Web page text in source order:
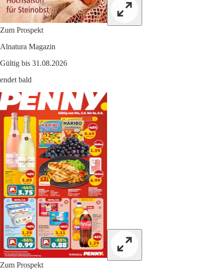
Zum Prospekt
Alnatura Magazin
Gültig bis 31.08.2026
endet bald
Zum Prospekt